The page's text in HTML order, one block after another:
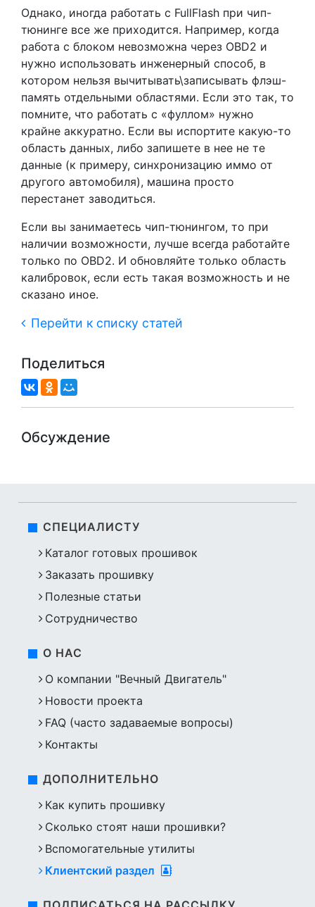
Однако, иногда работать с FullFlash при чип-
тюнинге все же приходится. Например, когда
работа с блоком невозможна через OBD2 и
нужно использовать инженерный способ, в
котором нельзя вычитывать\записывать флэш-
память отдельными областями. Если это так, то
помните, что работать с «фуллом» нужно
крайне аккуратно. Если вы испортите какую-то
область данных, либо запишете в нее не те
данные (к примеру, синхронизацию иммо от
другого автомобиля), машина просто
перестанет заводиться.
Если вы занимаетесь чип-тюнингом, то при
наличии возможности, лучше всегда работайте
только по OBD2. И обновляйте только область
калибровок, если есть такая возможность и не
сказано иное.
Перейти к списку статей
Поделиться
Обсуждение
СПЕЦИАЛИСТУ
Каталог готовых прошивок
Заказать прошивку
Полезные статьи
Сотрудничество
О НАС
О компании "Вечный Двигатель"
Новости проекта
FAQ (часто задаваемые вопросы)
Контакты
ДОПОЛНИТЕЛЬНО
Как купить прошивку
Сколько стоят наши прошивки?
Вспомогательные утилиты
Клиентский раздел